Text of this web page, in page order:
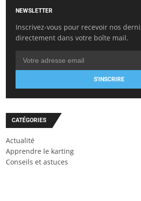
NEWSLETTER
Inscrivez-vous pour recevoir nos
directement dans votre boîte mail.
S'INSCRIRE
CATÉGORIES
Actualité
Apprendre le karting
Conseils et astuces